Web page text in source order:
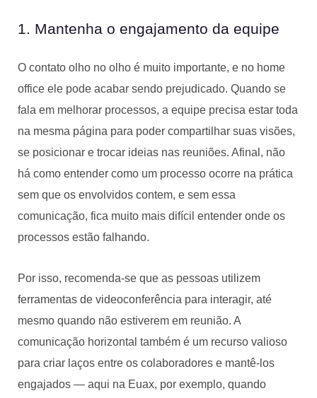
1. Mantenha o engajamento da equipe
O contato olho no olho é muito importante, e no home
office ele pode acabar sendo prejudicado. Quando se
fala em melhorar processos, a equipe precisa estar toda
na mesma página para poder compartilhar suas visões,
se posicionar e trocar ideias nas reuniões. Afinal, não
há como entender como um processo ocorre na prática
sem que os envolvidos contem, e sem essa
comunicação, fica muito mais difícil entender onde os
processos estão falhando.
Por isso, recomenda-se que as pessoas utilizem
ferramentas de videoconferência para interagir, até
mesmo quando não estiverem em reunião. A
comunicação horizontal também é um recurso valioso
para criar laços entre os colaboradores e mantê-los
engajados — aqui na Euax, por exemplo, quando